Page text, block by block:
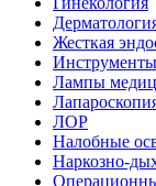
Жесткая
Инструменты
Лампы
ЛОР
Налобные
Наркозно-